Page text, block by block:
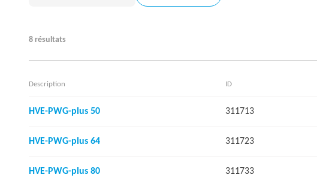
8 résultats
Description ID
HVE-PWG-plus 50 311713
HVE-PWG-plus 64 311723
HVE-PWG-plus 80 311733